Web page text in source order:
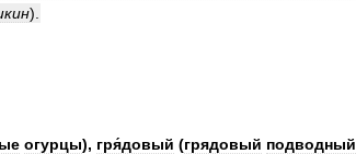
)
огурцы), гря́довый (грядовый подводный